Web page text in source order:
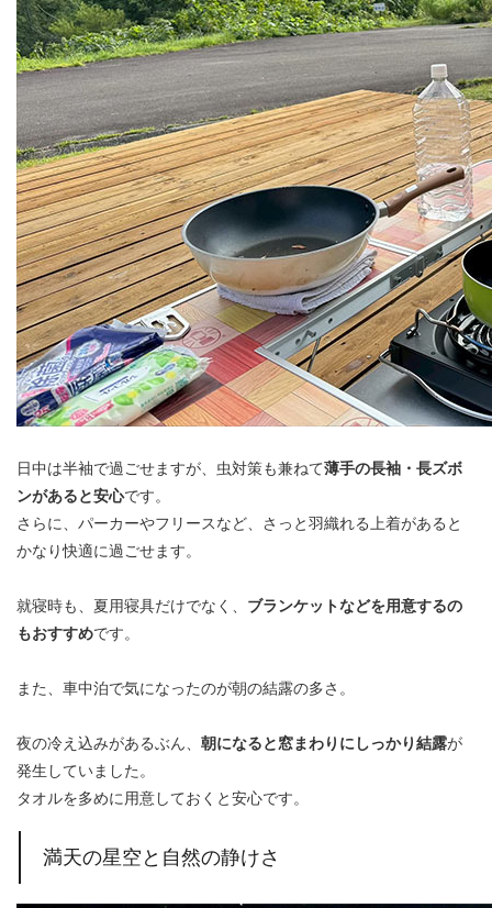
日中は半袖で過ごせますが、虫対策も兼ねて薄手の長袖・長ズボ
ンがあると安心です。
さらに、パーカーやフリースなど、さっと羽織れる上着があると
かなり快適に過ごせます。
就寝時も、夏用寝具だけでなく、 ブランケットなどを用意するの
もおすすめです。
また、車中泊で気になったのが朝の結露の多さ。
夜の冷え込みがあるぶん、 朝になると窓まわりにしっかり結露が
発生していました。
タオルを多めに用意しておくと安心です。
満天の星空と自然の静けさ